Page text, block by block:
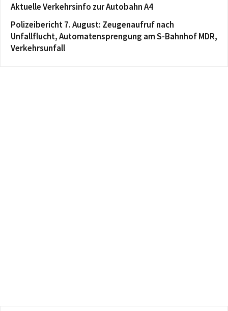
Aktuelle Verkehrsinfo zur Autobahn A4
Polizeibericht 7. August: Zeugenaufruf nach
Unfallflucht, Automatensprengung am S-Bahnhof MDR,
Verkehrsunfall